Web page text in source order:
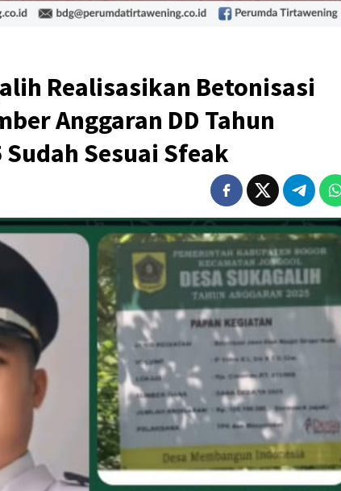
Realisasikan Betonisasi
Anggaran DD Tahun
Sesuai Sfeak